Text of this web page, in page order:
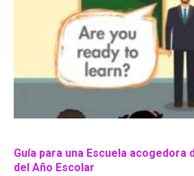
Guía para una Escuela acogedora
del Año Escolar